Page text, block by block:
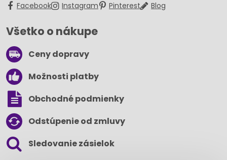
Facebook Instagram Pinterest Blog
Všetko o nákupe
Ceny dopravy
Možnosti platby
Obchodné podmienky
Odstúpenie od zmluvy
Sledovanie zásielok